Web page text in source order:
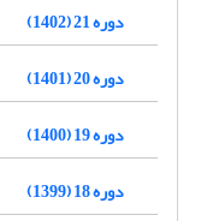
دوره 21 (1402)
دوره 20 (1401)
دوره 19 (1400)
دوره 18 (1399)